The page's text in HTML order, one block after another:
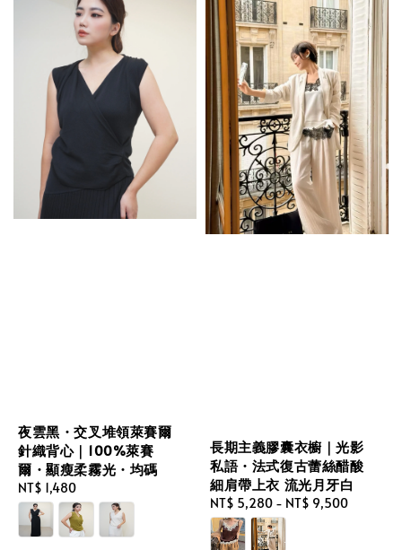
夜雲黑・交叉堆領萊賽爾
針織背心｜100%萊賽
爾・顯瘦柔霧光・均碼
Regular
price
NT$ 1,480
長期主義膠囊衣櫥｜光影
私語・法式復古蕾絲醋酸
細肩帶上衣 流光月牙白
Regular
price
NT$ 5,280 - NT$ 9,500